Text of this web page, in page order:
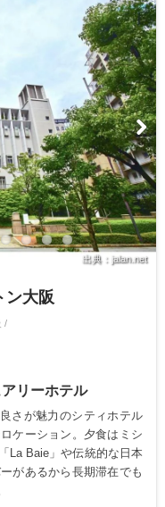
出典：jalan.net
ン大阪
/
リーホテル
さが魅力のシティホテル
ケーション。夕食はミシ
La Baie」や伝統的な日本
があるから長期滞在でも